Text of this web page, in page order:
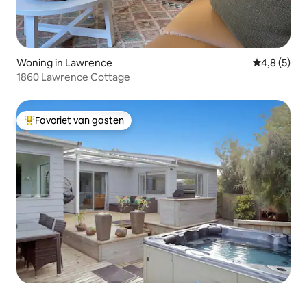
Woning in Lawrence
4,8 (5)
1860 Lawrence Cottage
Topfavoriet van gasten
Favoriet van gasten